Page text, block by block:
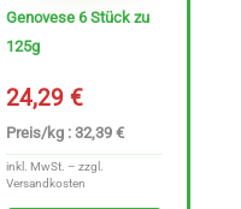
Genovese 6 Stück zu
125g
24,29€
Preis/kg : 32,39 €
inkl. MwSt. – zzgl.
Versandkosten